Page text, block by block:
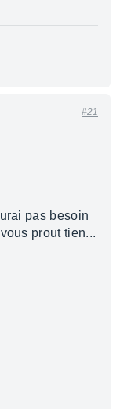
#21
pas besoin
prout tien...